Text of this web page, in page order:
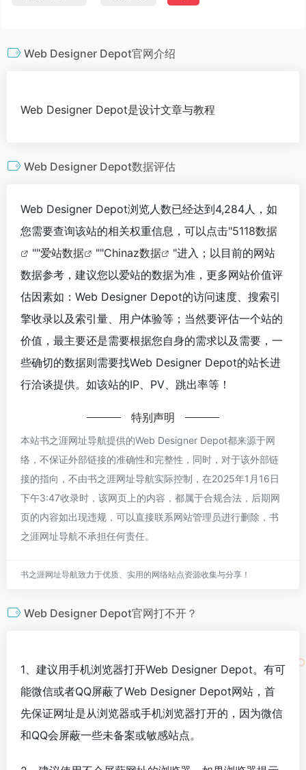
Web Designer Depot官网介绍
Web Designer Depot是设计文章与教程
Web Designer Depot数据评估
Web Designer Depot浏览人数已经达到4,284人，如
您需要查询该站的相关权重信息，可以点击"5118数据
""爱站数据 ""Chinaz数据
"进入；以目前的网站
数据参考，建议您以爱站的数据为准，更多网站价值评
估因素如：Web Designer Depot的访问速度、搜索引
擎收录以及索引量、用户体验等；当然要评估一个站的
价值，最主要还是需要根据您自身的需求以及需要，一
些确切的数据则需要找Web Designer Depot的站长进
行洽谈提供。如该站的IP、PV、跳出率等！
特别声明
本站书之涯网址导航提供的Web Designer Depot都来源于网
络，不保证外部链接的准确性和完整性，同时，对于该外部链
接的指向，不由书之涯网址导航实际控制，在2025年1月16日
下午3:47收录时，该网页上的内容，都属于合规合法，后期网
页的内容如出现违规，可以直接联系网站管理员进行删除，书
之涯网址导航不承担任何责任。
书之涯网址导航致力于优质、实用的网络站点资源收集与分享！
Web Designer Depot官网打不开？
1、建议用手机浏览器打开Web Designer Depot。有可
能微信或者QQ屏蔽了Web Designer Depot网站，首
先保证网址是从浏览器或手机浏览器打开的，因为微信
和QQ会屏蔽一些未备案或敏感站点。